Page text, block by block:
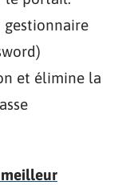
gestionnaire
et élimine la